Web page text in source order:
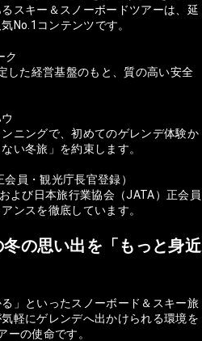
スキー＆スノーボードツアーは、延
No.1コンテンツです。
ク
した経営基盤のもと、質の高い安全
ニングで、初めてのゲレンデ体験か
い冬旅」を約束します。
員・観光庁長官登録）
よび日本旅行業協会（JATA）正会員
ンスを徹底しています。
の思い出を「もっと身近
」といったスノーボード＆スキー旅
軽にゲレンデへ出かけられる環境を
の使命です。